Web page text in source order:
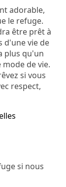
adorable,
le refuge.
être prêt à
d'une vie de
plus qu'un
de vie.
si vous
respect,
si nous